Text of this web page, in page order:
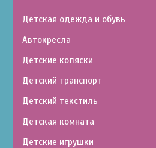
Детская одежда и обувь
Автокресла
Детские коляски
Детский транспорт
Детский текстиль
Детская комната
Детские игрушки